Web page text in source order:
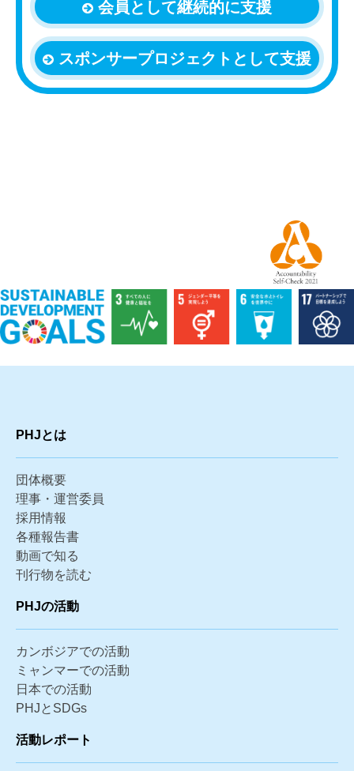
会員として継続的に支援
スポンサープロジェクトとして支援
PHJとは
団体概要
理事・運営委員
採用情報
各種報告書
動画で知る
刊行物を読む
PHJの活動
カンボジアでの活動
ミャンマーでの活動
日本での活動
PHJとSDGs
活動レポート